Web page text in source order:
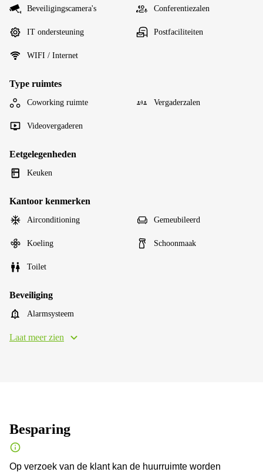
Beveiligingscamera's Conferentiezalen
IT ondersteuning Postfaciliteiten
WIFI / Internet
Type ruimtes
Coworking ruimte Vergaderzalen
Videovergaderen
Eetgelegenheden
Keuken
Kantoor kenmerken
Airconditioning Gemeubileerd
Koeling Schoonmaak
Toilet
Beveiliging
Alarmsysteem
Laat meer zien
Besparing
Op verzoek van de klant kan de huurruimte worden